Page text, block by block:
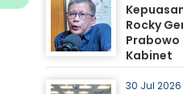
Rocky
Prabowo
Kabinet
30 Jul 2026